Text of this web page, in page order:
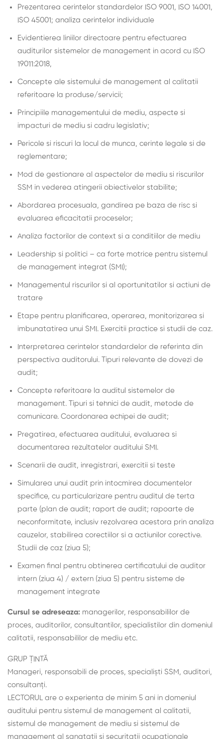
Prezentarea cerintelor standardelor ISO 9001, ISO 14001,
ISO 45001; analiza cerintelor individuale
Evidentierea liniilor directoare pentru efectuarea
auditurilor sistemelor de management in acord cu ISO
19011:2018,
Concepte ale sistemului de management al calitatii
referitoare la produse/servicii;
Principiile managementului de mediu, aspecte si
impacturi de mediu si cadru legislativ;
Pericole si riscuri la locul de munca, cerinte legale si de
reglementare;
Mod de gestionare al aspectelor de mediu si riscurilor
SSM in vederea atingerii obiectivelor stabilite;
Abordarea procesuala, gandirea pe baza de risc si
evaluarea eficacitatii proceselor;
Analiza factorilor de context si a conditiilor de mediu
Leadership si politici – ca forte motrice pentru sistemul
de management integrat (SMI);
Managementul riscurilor si al oportunitatilor si actiuni de
tratare
Etape pentru planificarea, operarea, monitorizarea si
imbunatatirea unui SMI. Exercitii practice si studii de caz.
Interpretarea cerintelor standardelor de referinta din
perspectiva auditorului. Tipuri relevante de dovezi de
audit;
Concepte referitoare la auditul sistemelor de
management. Tipuri si tehnici de audit, metode de
comunicare. Coordonarea echipei de audit;
Pregatirea, efectuarea auditului, evaluarea si
documentarea rezultatelor auditului SMI.
Scenarii de audit, inregistrari, exercitii si teste
Simularea unui audit prin intocmirea documentelor
specifice, cu particularizare pentru auditul de terta
parte (plan de audit; raport de audit; rapoarte de
neconformitate, inclusiv rezolvarea acestora prin analiza
cauzelor, stabilirea corectiilor si a actiunilor corective.
Studii de caz (ziua 5);
Examen final pentru obtinerea certificatului de auditor
intern (ziua 4) / extern (ziua 5) pentru sisteme de
management integrate
Cursul se adreseaza: managerilor, responsabililor de
proces, auditorilor, consultantilor, specialistilor din domeniul
calitatii, responsabililor de mediu etc.
GRUP ȚINTĂ
Manageri, responsabili de proces, specialiști SSM, auditori,
consultanți.
LECTORUL are o experienta de minim 5 ani in domeniul
auditului pentru sistemul de management al calitatii,
sistemul de management de mediu si sistemul de
management al sanatatii si securitatii ocupationale